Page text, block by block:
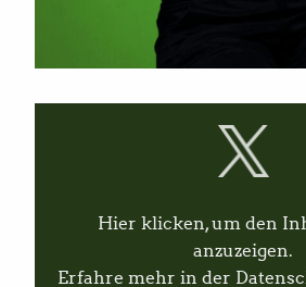
Hier klicken, um den
anzuzeigen.
Erfahre mehr in der